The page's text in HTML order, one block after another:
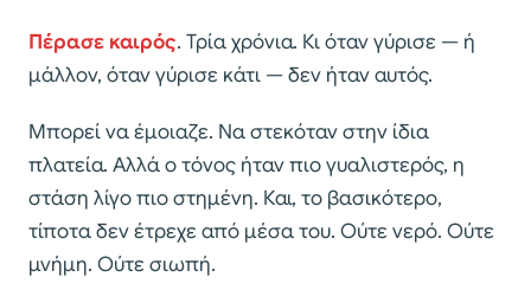
Πέρασε καιρός. Τρία χρόνια. Κι όταν γύρισε — ή
μάλλον, όταν γύρισε κάτι — δεν ήταν αυτός.
Μπορεί να έμοιαζε. Να στεκόταν στην ίδια
πλατεία. Αλλά ο τόνος ήταν πιο γυαλιστερός, η
στάση λίγο πιο στημένη. Και, το βασικότερο,
τίποτα δεν έτρεχε από μέσα του. Ούτε νερό. Ούτε
μνήμη. Ούτε σιωπή.